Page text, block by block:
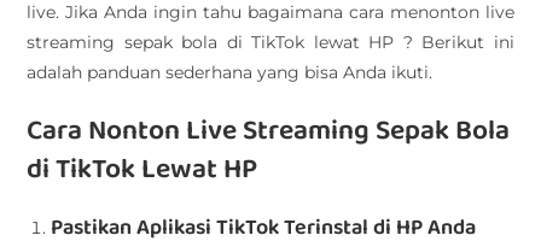
live. Jika Anda ingin tahu bagaimana cara menonton live
streaming sepak bola di TikTok lewat HP ? Berikut ini
adalah panduan sederhana yang bisa Anda ikuti.
Cara Nonton Live Streaming Sepak Bola
di TikTok Lewat HP
Pastikan Aplikasi TikTok Terinstal di HP Anda